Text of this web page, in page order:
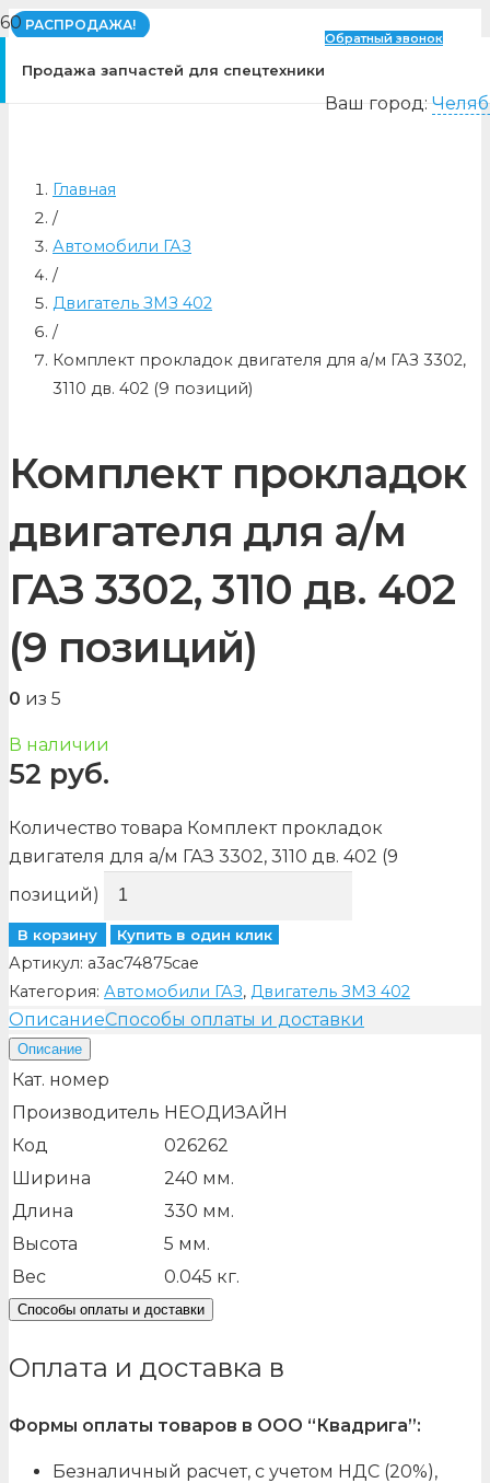
Продажа запчастей для спецтехники
Обратный звонок
Ваш город:
Главная
/
Автомобили ГАЗ
/
Двигатель ЗМЗ 402
/
Комплект прокладок двигателя для а/м ГАЗ 3302,
3110 дв. 402 (9 позиций)
Комплект прокладок
двигателя для а/м
ГАЗ 3302, 3110 дв. 402
(9 позиций)
0 из 5
В наличии
52 руб.
Количество товара Комплект прокладок
двигателя для а/м ГАЗ 3302, 3110 дв. 402 (9
позиций)
В корзину Купить в один клик
Артикул: a3ac74875cae
Категория: Автомобили ГАЗ, Двигатель ЗМЗ 402
ОписаниеСпособы оплаты и доставки
Описание
Кат. номер
Производитель НЕОДИЗАЙН
Код
026262
Ширина
240 мм.
Длина
330 мм.
Высота
5 мм.
Вес
0.045 кг.
Способы оплаты и доставки
Оплата и доставка в
Формы оплаты товаров в ООО “Квадрига”:
Безналичный расчет, с учетом НДС (20%),
РАСПРОДАЖА!